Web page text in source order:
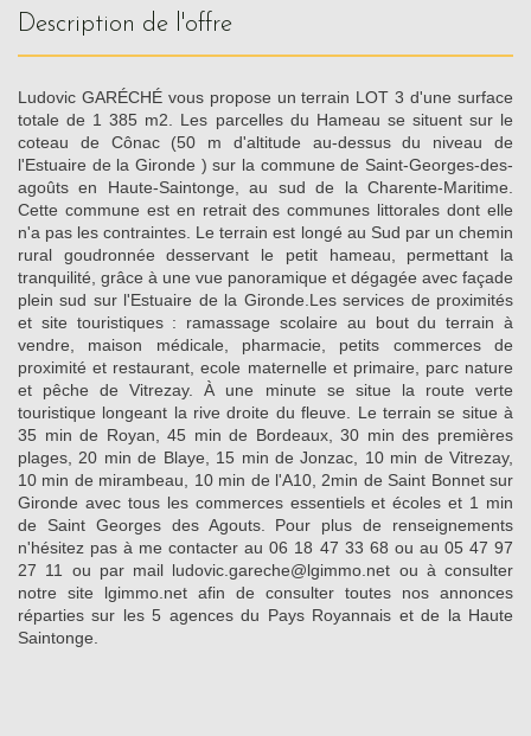
description de l'offre
Ludovic GARÉCHÉ vous propose un terrain LOT 3 d'une surface
totale de 1 385 m2. Les parcelles du Hameau se situent sur le
coteau de Cônac (50 m d'altitude au-dessus du niveau de
l'Estuaire de la Gironde ) sur la commune de Saint-Georges-des-
agoûts en Haute-Saintonge, au sud de la Charente-Maritime.
Cette commune est en retrait des communes littorales dont elle
n'a pas les contraintes. Le terrain est longé au Sud par un chemin
rural goudronnée desservant le petit hameau, permettant la
tranquilité, grâce à une vue panoramique et dégagée avec façade
plein sud sur l'Estuaire de la Gironde.Les services de proximités
et site touristiques : ramassage scolaire au bout du terrain à
vendre, maison médicale, pharmacie, petits commerces de
proximité et restaurant, ecole maternelle et primaire, parc nature
et pêche de Vitrezay. À une minute se situe la route verte
touristique longeant la rive droite du fleuve. Le terrain se situe à
35 min de Royan, 45 min de Bordeaux, 30 min des premières
plages, 20 min de Blaye, 15 min de Jonzac, 10 min de Vitrezay,
10 min de mirambeau, 10 min de l'A10, 2min de Saint Bonnet sur
Gironde avec tous les commerces essentiels et écoles et 1 min
de Saint Georges des Agouts. Pour plus de renseignements
n'hésitez pas à me contacter au 06 18 47 33 68 ou au 05 47 97
27 11 ou par mail ludovic.gareche@lgimmo.net ou à consulter
notre site lgimmo.net afin de consulter toutes nos annonces
réparties sur les 5 agences du Pays Royannais et de la Haute
Saintonge.